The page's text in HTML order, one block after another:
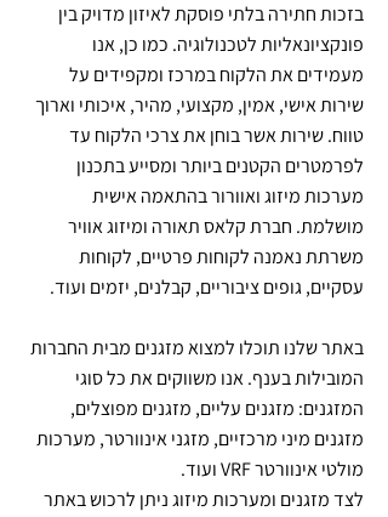
בזכות חתירה בלתי פוסקת לאיזון מדויק בין
פונקציונאליות לטכנולוגיה. כמו כן, אנו
מעמידים את הלקוח במרכז ומקפידים על
שירות אישי, אמין, מקצועי, מהיר, איכותי וארוך
טווח. שירות אשר בוחן את צרכי הלקוח עד
לפרמטרים הקטנים ביותר ומסייע בתכנון
מערכות מיזוג ואוורור בהתאמה אישית
מושלמת. חברת קלאס תאורה ומיזוג אוויר
משרתת נאמנה לקוחות פרטיים, לקוחות
עסקיים, גופים ציבוריים, קבלנים, יזמים ועוד.
באתר שלנו תוכלו למצוא מזגנים מבית החברות
המובילות בענף. אנו משווקים את כל סוגי
המזגנים: מזגנים עליים, מזגנים מפוצלים,
מזגנים מיני מרכזיים, מזגני אינוורטר, מערכות
מולטי אינוורטר VRF ועוד.
לצד מזגנים ומערכות מיזוג ניתן לרכוש באתר